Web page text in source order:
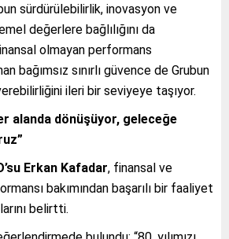
sürdürülebilirlik, inovasyon ve
değerlere bağlılığını da
olmayan performans
bağımsız sınırlı güvence de Grubun
ileri bir seviyeye taşıyor.
alanda dönüşüyor, geleceğe
Erkan Kafadar, finansal ve
bakımından başarılı bir faaliyet
belirtti.